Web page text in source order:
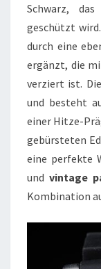
Schwarz,
geschützt
durch eine
ergänzt, die
verziert ist.
und besteht
einer Hitze-
gebürsteten
eine perfekte
undvintage
Kombination